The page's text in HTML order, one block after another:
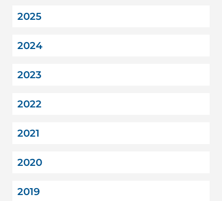
2025
2024
2023
2022
2021
2020
2019